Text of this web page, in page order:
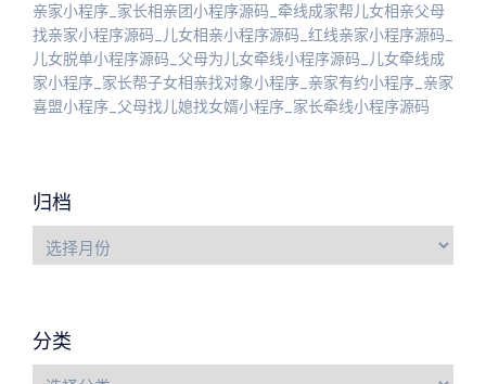
亲家小程序_家长相亲团小程序源码_牵线成家帮儿女相亲父母
找亲家小程序源码_儿女相亲小程序源码_红线亲家小程序源码_
儿女脱单小程序源码_父母为儿女牵线小程序源码_儿女牵线成
家小程序_家长帮子女相亲找对象小程序_亲家有约小程序_亲家
喜盟小程序_父母找儿媳找女婿小程序_家长牵线小程序源码
归档
分类